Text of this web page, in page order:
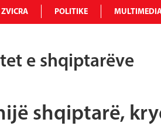
ZVICRA POLITIKE
e shqiptarëve
shqiptarë,